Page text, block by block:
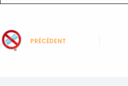
PRÉCÉDENT